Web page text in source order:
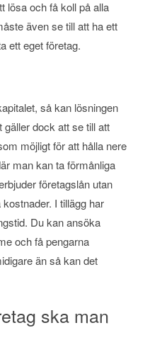
lösa och få koll på alla
även se till att ha ett
ett eget företag.
så kan lösningen
dock att se till att
möjligt för att hålla nere
man kan ta förmånliga
företagslån utan
I tillägg har
Du kan ansöka
och få pengarna
än så kan det
ska man